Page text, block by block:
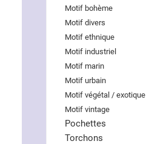
Motif bohème
Motif divers
Motif ethnique
Motif industriel
Motif marin
Motif urbain
Motif végétal / exotique
Motif vintage
Pochettes
Torchons